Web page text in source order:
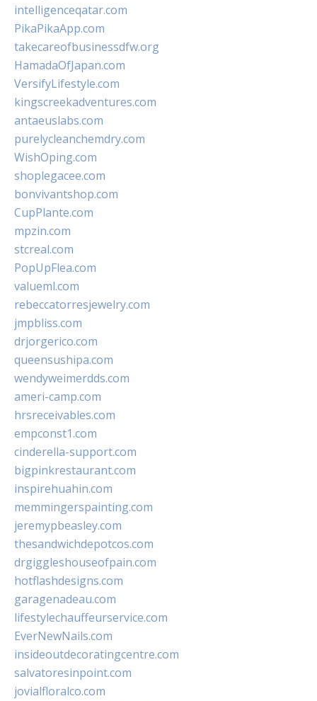
intelligenceqatar.com
PikaPikaApp.com
takecareofbusinessdfw.org
HamadaOfJapan.com
VersifyLifestyle.com
kingscreekadventures.com
antaeuslabs.com
purelycleanchemdry.com
WishOping.com
shoplegacee.com
bonvivantshop.com
CupPlante.com
mpzin.com
stcreal.com
PopUpFlea.com
valueml.com
rebeccatorresjewelry.com
jmpbliss.com
drjorgerico.com
queensushipa.com
wendyweimerdds.com
ameri-camp.com
hrsreceivables.com
empconst1.com
cinderella-support.com
bigpinkrestaurant.com
inspirehuahin.com
memmingerspainting.com
jeremypbeasley.com
thesandwichdepotcos.com
drgiggleshouseofpain.com
hotflashdesigns.com
garagenadeau.com
lifestylechauffeurservice.com
EverNewNails.com
insideoutdecoratingcentre.com
salvatoresinpoint.com
jovialfloralco.com